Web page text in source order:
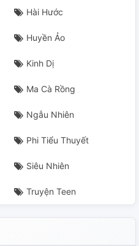
Khổ
Hài Hước
Huyền Ảo
Kinh Dị
Ma Cà Rồng
Ngẫu Nhiên
Phi Tiểu Thuyết
Siêu Nhiên
Truyện Teen